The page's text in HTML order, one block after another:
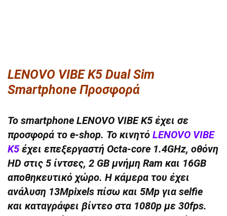
LENOVO VIBE K5 Dual Sim
Smartphone Προσφορά
Το smartphone LENOVO VIBE K5 έχει σε
προσφορά το e-shop. Το κινητό LENOVO VIBE
K5έχει επεξεργαστή Octa-core 1.4GHz, οθόνη
HD στις 5 ίντσες, 2 GB μνήμη Ram και 16GB
αποθηκευτικό χώρο. Η κάμερα του έχει
ανάλυση 13Mpixels πίσω και 5Mp για selfie
και καταγράφει βίντεο στα 1080p με 30fps.